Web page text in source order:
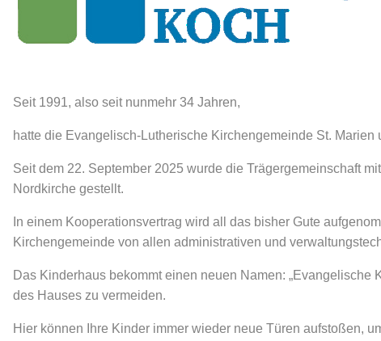
Seit 1991, also seit nunmehr 34 Jahren,
hatte die Evangelisch-Lutherische Kirchengemeinde St.
Seit dem 22. September 2025 wurde die Trägergemeinschaft
Nordkirche gestellt.
In einem Kooperationsvertrag wird all das bisher Gute
Kirchengemeinde von allen administrativen und
Das Kinderhaus bekommt einen neuen Namen:
des Hauses zu vermeiden.
Hier können Ihre Kinder immer wieder neue Türen aufstoßen,